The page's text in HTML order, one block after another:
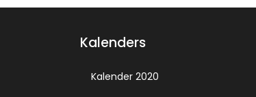
Kalenders
Kalender 2020